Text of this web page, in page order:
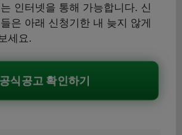
인터넷을 통해 가능합니다. 신
은 아래 신청기한 내 늦지 않게
세요.
공식공고 확인하기